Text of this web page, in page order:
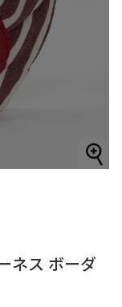
ネス ボーダ